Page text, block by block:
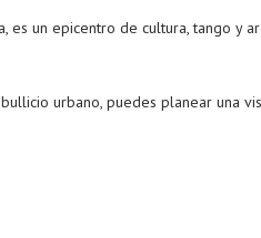
es un epicentro de cultura, tango
urbano, puedes planear una